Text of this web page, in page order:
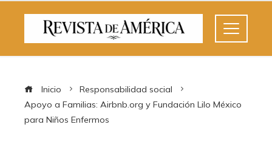
Inicio
Responsabilidad social
Apoyo a Familias: Airbnb.org y Fundación Lilo México
para Niños Enfermos